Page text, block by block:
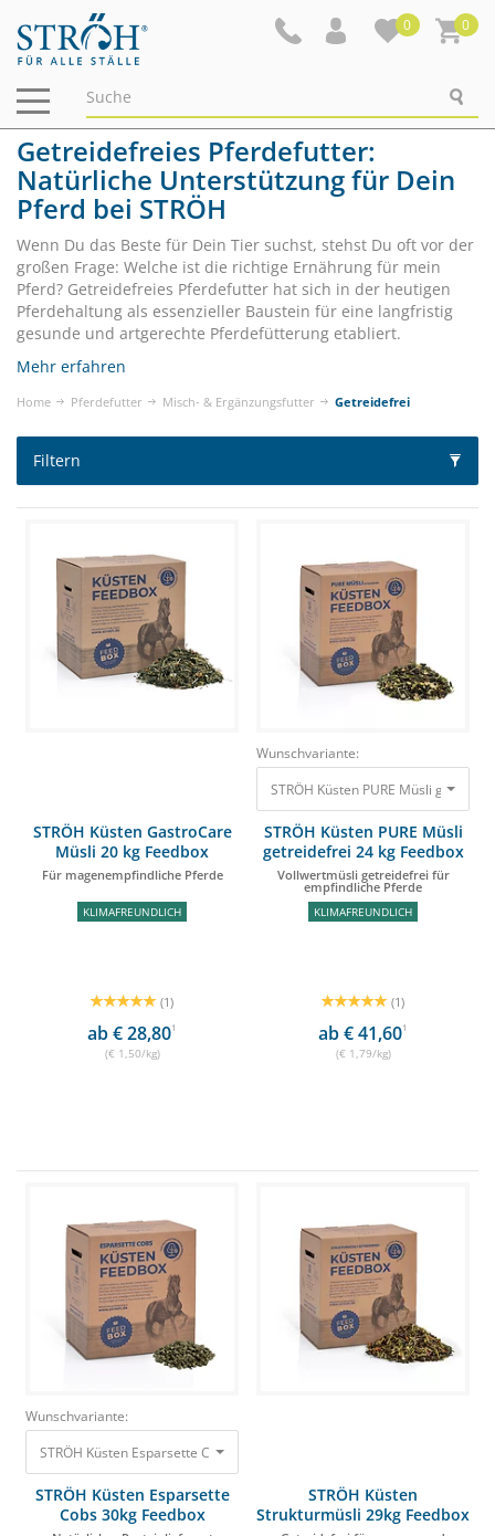
0 0
Navigation
ein-/ausblenden
Getreidefreies Pferdefutter:
Natürliche Unterstützung für Dein
Pferd bei STRÖH
Wenn Du das Beste für Dein Tier suchst, stehst Du oft vor der
großen Frage: Welche ist die richtige Ernährung für mein
Pferd? Getreidefreies Pferdefutter hat sich in der heutigen
Pferdehaltung als essenzieller Baustein für eine langfristig
gesunde und artgerechte Pferdefütterung etabliert.
Mehr erfahren
Home Pferdefutter Misch- & Ergänzungsfutter Getreidefrei
Filtern
STRÖH Küsten GastroCare
Müsli 20 kg Feedbox
Für magenempfindliche Pferde
KLIMAFREUNDLICH
(1)
ab € 28,801
(€ 1,50/kg)
Wunschvariante:
STRÖH Küsten PURE Müsli
STRÖH Küsten PURE Müsli
getreidefrei 24 kg Feedbox
Vollwertmüsli getreidefrei für
empfindliche Pferde
KLIMAFREUNDLICH
(1)
ab € 41,601
(€ 1,79/kg)
Wunschvariante:
STRÖH Küsten Esparsette Cobs 30kg Feedbox Natürlicher
STRÖH Küsten Esparsette
Cobs 30kg Feedbox
STRÖH Küsten
Strukturmüsli 29kg Feedbox